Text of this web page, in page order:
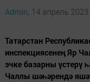
Admin, 14 апрель 2023
Татарстан
инспекциясенең Яр
эчке базарны үстерү
Чаллы шәһәрендә